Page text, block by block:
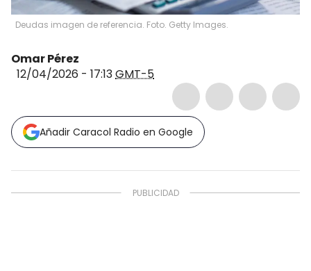
Deudas imagen de referencia. Foto. Getty Images.
Omar Pérez
12/04/2026 - 17:13GMT-5
Añadir Caracol Radio en Google